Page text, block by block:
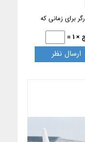
برای زمانی که
1 =